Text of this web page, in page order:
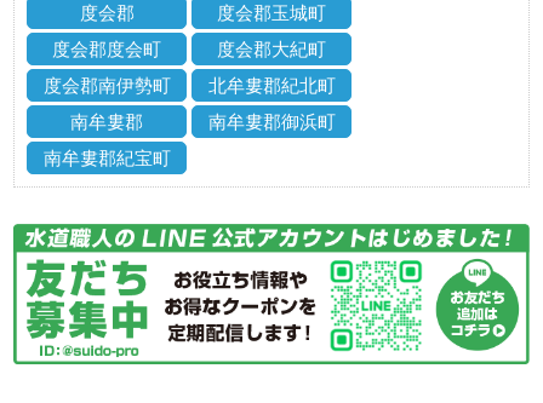
度会郡
度会郡玉城町
度会郡度会町
度会郡大紀町
度会郡南伊勢町
北牟婁郡紀北町
南牟婁郡
南牟婁郡御浜町
南牟婁郡紀宝町